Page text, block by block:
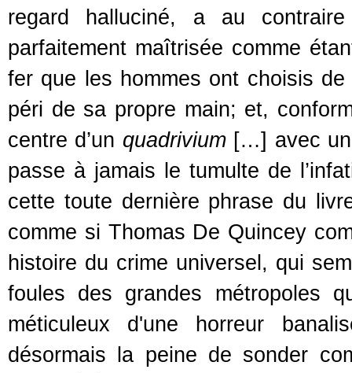
regard halluciné, a au
parfaitement maîtrisée comme
fer que les hommes ont choisis
péri de sa propre main; et,
centre d’un quadrivium[…] avec un
passe à jamais le tumulte de
cette toute dernière phrase du
comme si Thomas De Quincey
histoire du crime universel, qui
foules des grandes métropoles
méticuleux d'une horreur
désormais la peine de sonder